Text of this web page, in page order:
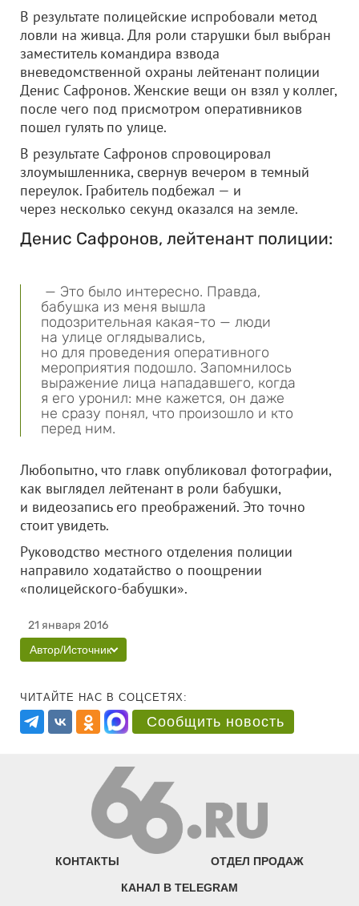
В результате полицейские испробовали метод
ловли на живца. Для роли старушки был выбран
заместитель командира взвода
вневедомственной охраны лейтенант полиции
Денис Сафронов. Женские вещи он взял у коллег,
после чего под присмотром оперативников
пошел гулять по улице.
В результате Сафронов спровоцировал
злоумышленника, свернув вечером в темный
переулок. Грабитель подбежал — и
через несколько секунд оказался на земле.
Денис Сафронов, лейтенант полиции:
— Это было интересно. Правда,
бабушка из меня вышла
подозрительная какая-то — люди
на улице оглядывались,
но для проведения оперативного
мероприятия подошло. Запомнилось
выражение лица нападавшего, когда
я его уронил: мне кажется, он даже
не сразу понял, что произошло и кто
перед ним.
Любопытно, что главк опубликовал фотографии,
как выглядел лейтенант в роли бабушки,
и видеозапись его преображений. Это точно
стоит увидеть.
Руководство местного отделения полиции
направило ходатайство о поощрении
«полицейского-бабушки».
21 января 2016
Автор/Источник
ЧИТАЙТЕ НАС В СОЦСЕТЯХ:
Сообщить новость
КОНТАКТЫ ОТДЕЛ ПРОДАЖ
КАНАЛ В TELEGRAM